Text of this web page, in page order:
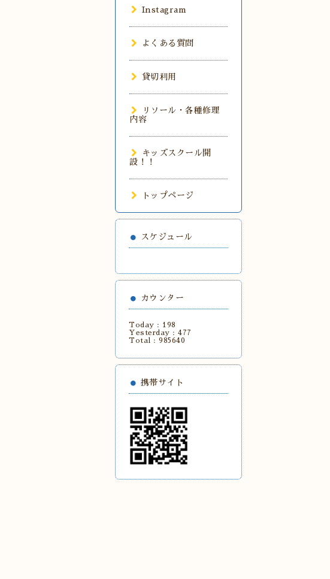
Instagram
よくある質問
貸切利用
リソール・各種修理
内容
キッズスクール開
設！！
トップページ
スケジュール
カウンター
Today : 198
Yesterday : 477
Total : 985640
携帯サイト